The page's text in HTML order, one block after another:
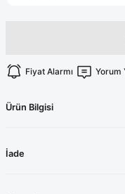
Fiyat Alarmı Yorum
Ürün Bilgisi
İade